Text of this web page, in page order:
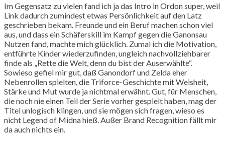
Im Gegensatz zu vielen fand ich ja das Intro in Ordon super, weil
Link dadurch zumindest etwas Persönlichkeit auf den Latz
geschrieben bekam. Freunde und ein Beruf machen schon viel
aus, und dass ein Schäferskill im Kampf gegen die Ganonsau
Nutzen fand, machte mich glücklich. Zumal ich die Motivation,
entführte Kinder wiederzufinden, ungleich nachvollziehbarer
finde als „Rette die Welt, denn du bist der Auserwählte“.
Sowieso gefiel mir gut, daß Ganondorf und Zelda eher
Nebenrollen spielten, die Triforce-Geschichte mit Weisheit,
Stärke und Mut wurde ja nichtmal erwähnt. Gut, für Menschen,
die noch nie einen Teil der Serie vorher gespielt haben, mag der
Titel unlogisch klingen, und sie mögen sich fragen, wieso es
nicht Legend of Midna hieß. Außer Brand Recognition fällt mir
da auch nichts ein.